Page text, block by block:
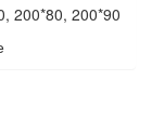
200*80, 200*90